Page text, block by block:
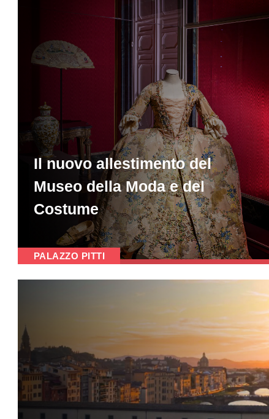
PALAZZO PITTI
Il nuovo allestimento del
Museo della Moda e del
Costume